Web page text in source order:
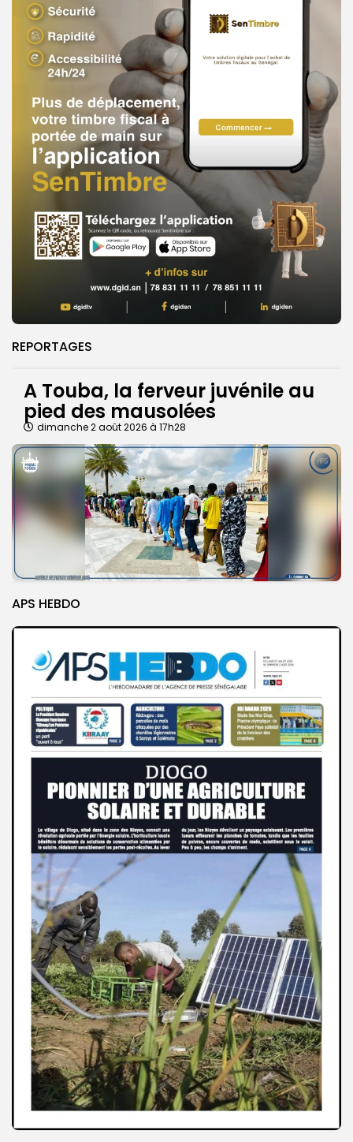
REPORTAGES
A Touba, la ferveur juvénile au
pied des mausolées
dimanche 2 août 2026 à 17h28
APS HEBDO